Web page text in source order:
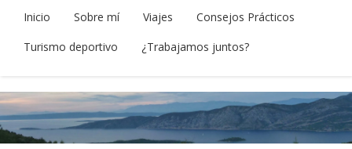
Inicio Sobre mí Viajes
Consejos Prácticos
Turismo deportivo
¿Trabajamos juntos?